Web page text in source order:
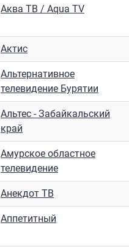
Аква ТВ / Aqua TV
Актис
Альтернативное
телевидение Бурятии
Альтес - Забайкальский
край
Амурское областное
телевидение
Анекдот ТВ
Аппетитный